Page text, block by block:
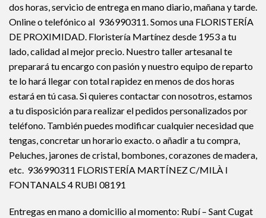
dos horas, servicio de entrega en mano diario, mañana y tarde.
Online o telefónico al 936990311. Somos una FLORISTERÍA
DE PROXIMIDAD. Floristería Martínez desde 1953 a tu
lado, calidad al mejor precio. Nuestro taller artesanal te
preparará tu encargo con pasión y nuestro equipo de reparto
te lo hará llegar con total rapidez en menos de dos horas
estará en tú casa. Si quieres contactar con nosotros, estamos
a tu disposición para realizar el pedidos personalizados por
teléfono. También puedes modificar cualquier necesidad que
tengas, concretar un horario exacto. o añadir a tu compra,
Peluches, jarones de cristal, bombones, corazones de madera,
etc. 936990311 FLORISTERÍA MARTÍNEZ C/MILÀ I
FONTANALS 4 RUBI 08191
Entregas en mano a domicilio al momento: Rubí – Sant Cugat